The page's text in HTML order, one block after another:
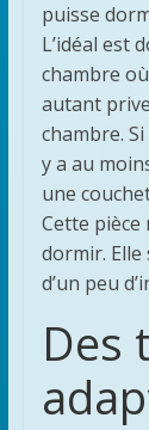
puisse
L’idéal est
chambre
autant
chambre.
y a au
une
Cette
dormir.
d’un peu
Des